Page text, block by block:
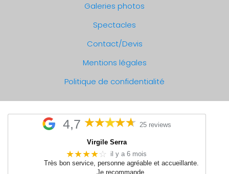
Galeries photos
Spectacles
Contact/Devis
Mentions légales
Politique de confidentialité
4,7 25 reviews
Virgile Serra
★★★★☆
il y a 6 mois
Très bon service, personne agréable et accueillante.
Je recommande.